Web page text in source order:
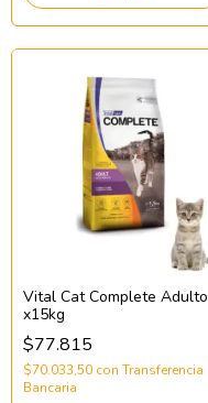
Vital Cat Complete Adulto
x15kg
$77.815
$70.033,50 con Transferencia
Bancaria